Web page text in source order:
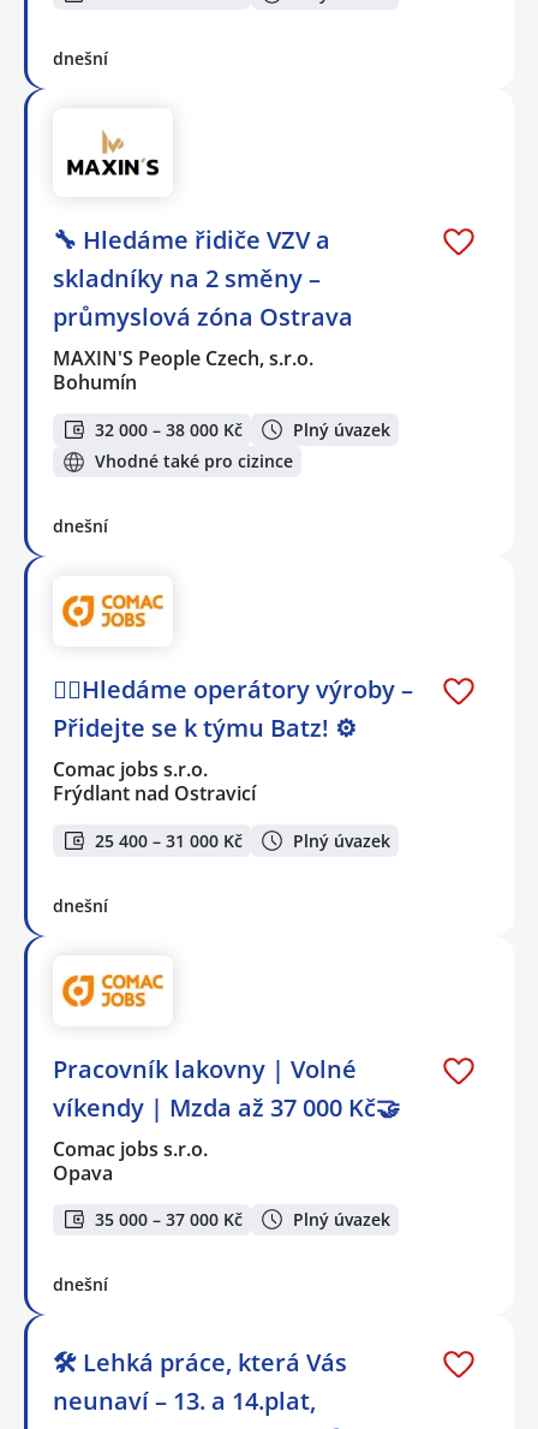
dnešní
🔧 Hledáme řidiče VZV a
skladníky na 2 směny –
průmyslová zóna Ostrava
MAXIN'S People Czech, s.r.o.
Bohumín
32 000 – 38 000 Kč
Plný úvazek
Vhodné také pro cizince
dnešní
🕵️‍♂️Hledáme operátory výroby –
Přidejte se k týmu Batz! ⚙️
Comac jobs s.r.o.
Frýdlant nad Ostravicí
25 400 – 31 000 Kč Plný úvazek
dnešní
Pracovník lakovny | Volné
víkendy | Mzda až 37 000 Kč🤝
Comac jobs s.r.o.
Opava
35 000 – 37 000 Kč Plný úvazek
dnešní
🛠️ Lehká práce, která Vás
neunaví – 13. a 14.plat,